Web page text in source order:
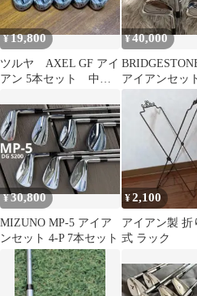
¥19,800
ツルヤ AXEL GF アイ
アン 5本セット 中古
¥40,000
アイアンセッ
¥30,800
MIZUNO MP-5 アイア
ンセット 4-P 7本セット
¥2,100
アイアン製 折
式 ラック